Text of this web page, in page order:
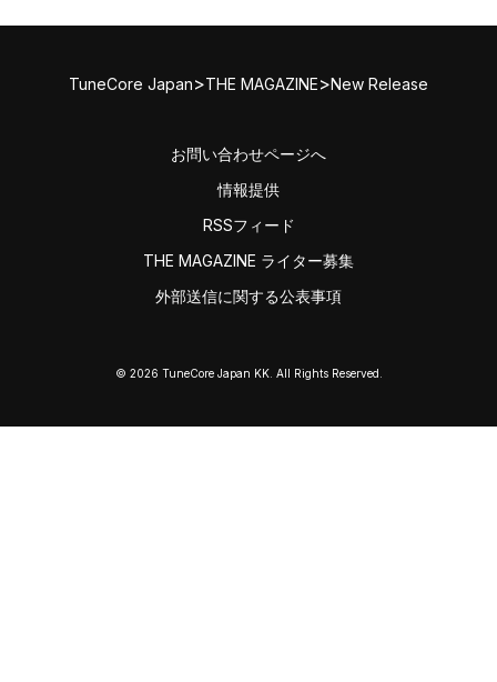
TuneCore Japan>THE MAGAZINE>New Release
お問い合わせページへ
情報提供
RSSフィード
THE MAGAZINE ライター募集
外部送信に関する公表事項
© 2026 TuneCore Japan KK. All Rights Reserved.